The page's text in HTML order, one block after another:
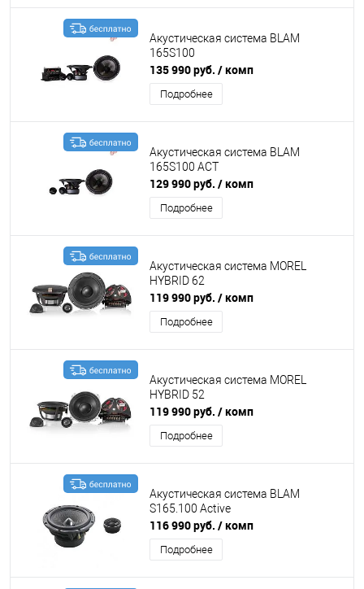
Акустическая система BLAM
165S100
135 990 руб. / комп
Подробнее
Акустическая система BLAM
165S100 ACT
129 990 руб. / комп
Подробнее
Акустическая система MOREL
HYBRID 62
119 990 руб. / комп
Подробнее
Акустическая система MOREL
HYBRID 52
119 990 руб. / комп
Подробнее
Акустическая система BLAM
S165.100 Active
116 990 руб. / комп
Подробнее